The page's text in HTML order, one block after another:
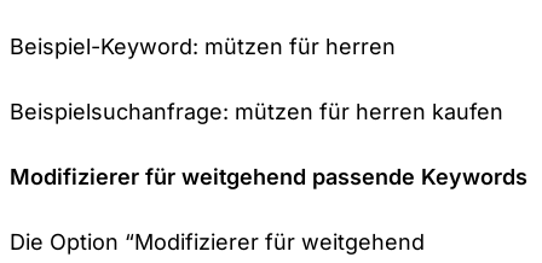
Beispiel-Keyword: mützen für herren
Beispielsuchanfrage: mützen für herren kaufen
Modifizierer für weitgehend passende Keywords
Die Option “Modifizierer für weitgehend